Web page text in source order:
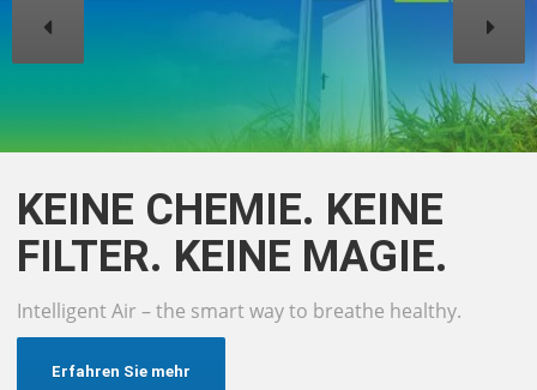
KEINE CHEMIE. KEINE
FILTER. KEINE MAGIE.
Intelligent Air – the smart way to breathe healthy.
Erfahren Sie mehr